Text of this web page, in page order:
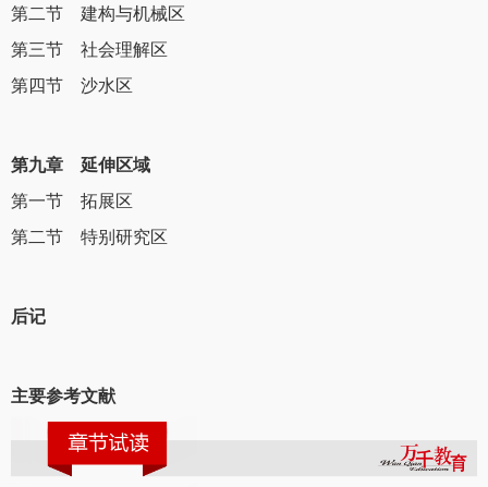
第二节 建构与机械区
第三节 社会理解区
第四节 沙水区
第九章 延伸区域
第一节 拓展区
第二节 特别研究区
后记
主要参考文献